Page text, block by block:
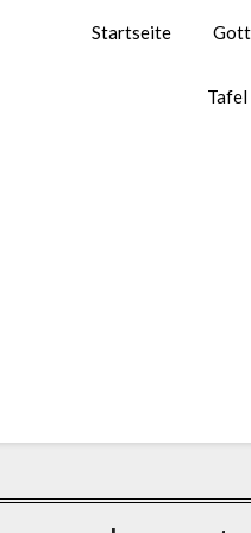
Martin-Luther-
Startseite